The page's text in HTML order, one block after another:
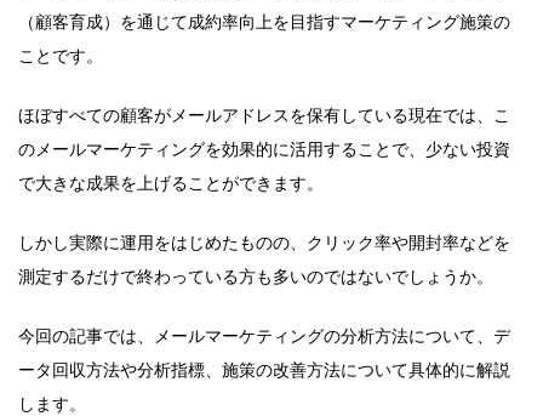
（顧客育成）を通じて成約率向上を目指すマーケティング施策の
ことです。
ほぼすべての顧客がメールアドレスを保有している現在では、こ
のメールマーケティングを効果的に活用することで、少ない投資
で大きな成果を上げることができます。
しかし実際に運用をはじめたものの、クリック率や開封率などを
測定するだけで終わっている方も多いのではないでしょうか。
今回の記事では、メールマーケティングの分析方法について、デ
ータ回収方法や分析指標、施策の改善方法について具体的に解説
します。